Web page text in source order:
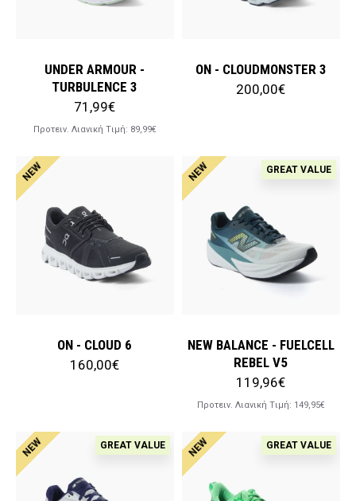
UNDER ARMOUR -
TURBULENCE 3
71,99€
Προτειν. Λιανική Tιμή: 89,99€
ON - CLOUDMONSTER 3
200,00€
NEW
ON - CLOUD 6
160,00€
NEW GREAT VALUE
NEW BALANCE - FUELCELL
REBEL V5
119,96€
Προτειν. Λιανική Tιμή: 149,95€
NEW GREAT VALUE NEW GREAT VALUE